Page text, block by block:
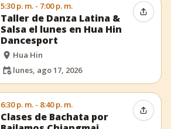
5:30 p. m. - 7:00 p. m.
Taller de Danza Latina &
Salsa el lunes en Hua Hin
Dancesport
Hua Hin
lunes, ago 17, 2026
6:30 p. m. - 8:40 p. m.
Clases de Bachata por